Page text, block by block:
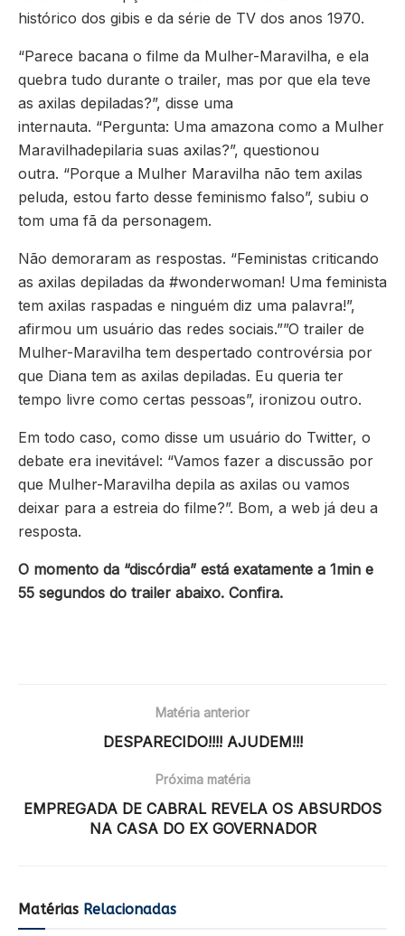
histórico dos gibis e da série de TV dos anos 1970.
“Parece bacana o filme da Mulher-Maravilha, e ela
quebra tudo durante o trailer, mas por que ela teve
as axilas depiladas?”, disse uma
internauta. “Pergunta: Uma amazona como a Mulher
Maravilhadepilaria suas axilas?”, questionou
outra. “Porque a Mulher Maravilha não tem axilas
peluda, estou farto desse feminismo falso”, subiu o
tom uma fã da personagem.
Não demoraram as respostas. “Feministas criticando
as axilas depiladas da #wonderwoman! Uma feminista
tem axilas raspadas e ninguém diz uma palavra!”,
afirmou um usuário das redes sociais.””O trailer de
Mulher-Maravilha tem despertado controvérsia por
que Diana tem as axilas depiladas. Eu queria ter
tempo livre como certas pessoas”, ironizou outro.
Em todo caso, como disse um usuário do Twitter, o
debate era inevitável: “Vamos fazer a discussão por
que Mulher-Maravilha depila as axilas ou vamos
deixar para a estreia do filme?”. Bom, a web já deu a
resposta.
O momento da “discórdia” está exatamente a 1min e
55 segundos do trailer abaixo. Confira.
Matéria anterior
DESPARECIDO!!!! AJUDEM!!!
Próxima matéria
EMPREGADA DE CABRAL REVELA OS ABSURDOS
NA CASA DO EX GOVERNADOR
Matérias Relacionadas